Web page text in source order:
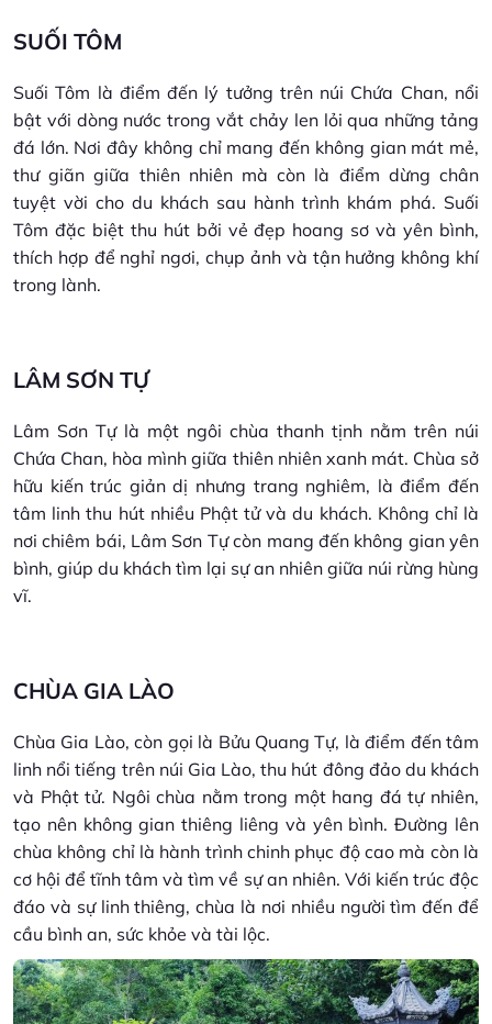
SUỐI TÔM
Suối Tôm là điểm đến lý tưởng trên núi Chứa Chan, nổi
bật với dòng nước trong vắt chảy len lỏi qua những tảng
đá lớn. Nơi đây không chỉ mang đến không gian mát mẻ,
thư giãn giữa thiên nhiên mà còn là điểm dừng chân
tuyệt vời cho du khách sau hành trình khám phá. Suối
Tôm đặc biệt thu hút bởi vẻ đẹp hoang sơ và yên bình,
thích hợp để nghỉ ngơi, chụp ảnh và tận hưởng không khí
trong lành.
LÂM SƠN TỰ
Lâm Sơn Tự là một ngôi chùa thanh tịnh nằm trên núi
Chứa Chan, hòa mình giữa thiên nhiên xanh mát. Chùa sở
hữu kiến trúc giản dị nhưng trang nghiêm, là điểm đến
tâm linh thu hút nhiều Phật tử và du khách. Không chỉ là
nơi chiêm bái, Lâm Sơn Tự còn mang đến không gian yên
bình, giúp du khách tìm lại sự an nhiên giữa núi rừng hùng
vĩ.
CHÙA GIA LÀO
Chùa Gia Lào, còn gọi là Bửu Quang Tự, là điểm đến tâm
linh nổi tiếng trên núi Gia Lào, thu hút đông đảo du khách
và Phật tử. Ngôi chùa nằm trong một hang đá tự nhiên,
tạo nên không gian thiêng liêng và yên bình. Đường lên
chùa không chỉ là hành trình chinh phục độ cao mà còn là
cơ hội để tĩnh tâm và tìm về sự an nhiên. Với kiến trúc độc
đáo và sự linh thiêng, chùa là nơi nhiều người tìm đến để
cầu bình an, sức khỏe và tài lộc.